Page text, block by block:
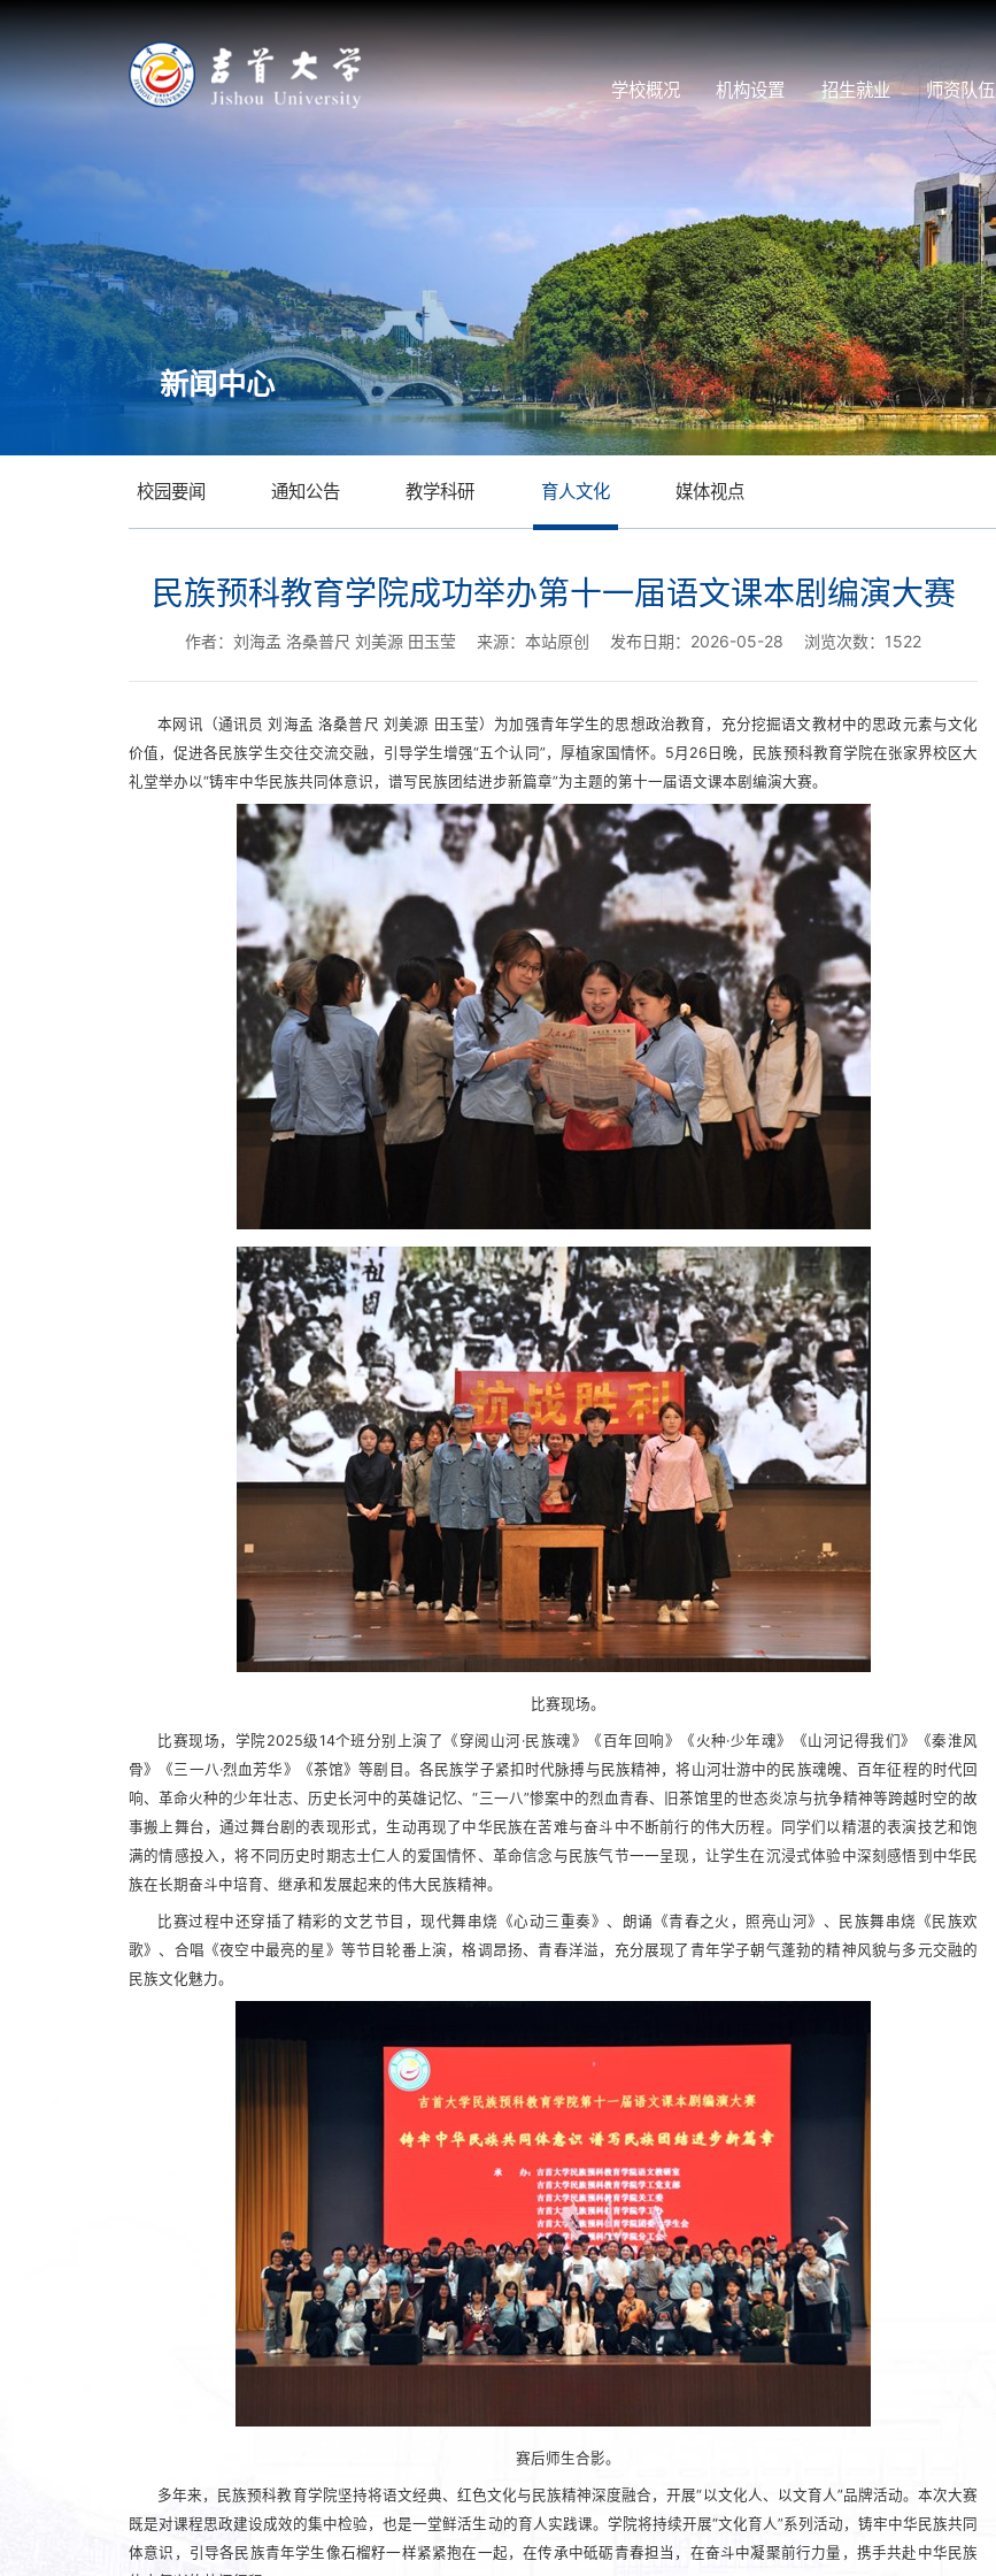
学校概况 机构设置 招生就业 师资队伍
新闻中心
校园要闻 通知公告 教学科研 育人文化 媒体视点
民族预科教育学院成功举办第十一届语文课本剧编演大赛
作者：刘海孟 洛桑普尺 刘美源 田玉莹 来源：本站原创 发布日期：2026-05-28 浏览次数： 1522
本网讯（通讯员 刘海孟 洛桑普尺 刘美源 田玉莹）为加强青年学生的思想政治教育，充分挖掘语文教材中的思政元素与文化
价值，促进各民族学生交往交流交融，引导学生增强“五个认同”，厚植家国情怀。5月26日晚，民族预科教育学院在张家界校区大
礼堂举办以“铸牢中华民族共同体意识，谱写民族团结进步新篇章”为主题的第十一届语文课本剧编演大赛。
比赛现场。
比赛现场，学院2025级14个班分别上演了《穿阅山河·民族魂》《百年回响》《火种·少年魂》《山河记得我们》《秦淮风
骨》《三一八·烈血芳华》《茶馆》等剧目。各民族学子紧扣时代脉搏与民族精神，将山河壮游中的民族魂魄、百年征程的时代回
响、革命火种的少年壮志、历史长河中的英雄记忆、“三一八”惨案中的烈血青春、旧茶馆里的世态炎凉与抗争精神等跨越时空的故
事搬上舞台，通过舞台剧的表现形式，生动再现了中华民族在苦难与奋斗中不断前行的伟大历程。同学们以精湛的表演技艺和饱
满的情感投入，将不同历史时期志士仁人的爱国情怀、革命信念与民族气节一一呈现，让学生在沉浸式体验中深刻感悟到中华民
族在长期奋斗中培育、继承和发展起来的伟大民族精神。
比赛过程中还穿插了精彩的文艺节目，现代舞串烧《心动三重奏》、朗诵《青春之火，照亮山河》、民族舞串烧《民族欢
歌》、合唱《夜空中最亮的星》等节目轮番上演，格调昂扬、青春洋溢，充分展现了青年学子朝气蓬勃的精神风貌与多元交融的
民族文化魅力。
赛后师生合影。
多年来，民族预科教育学院坚持将语文经典、红色文化与民族精神深度融合，开展“以文化人、以文育人”品牌活动。本次大赛
既是对课程思政建设成效的集中检验，也是一堂鲜活生动的育人实践课。学院将持续开展“文化育人”系列活动，铸牢中华民族共同
体意识，引导各民族青年学生像石榴籽一样紧紧抱在一起，在传承中砥砺青春担当，在奋斗中凝聚前行力量，携手共赴中华民族